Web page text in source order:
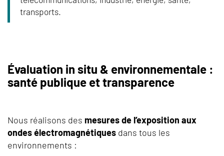
transports.
Évaluation in situ & environnementale :
santé publique et transparence
Nous réalisons des mesures de l’exposition aux
ondes électromagnétiques dans tous les
environnements :